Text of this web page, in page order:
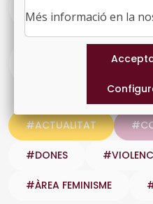
Manifest-
Manifest-
#ACTUALITAT
#DONES
#ÀREA FEMINISME
Més informació en la